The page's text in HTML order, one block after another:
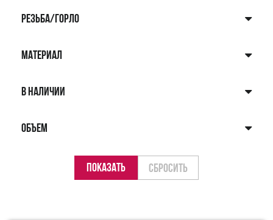
РЕЗЬБА/ГОРЛО
МАТЕРИАЛ
В НАЛИЧИИ
ОБЪЕМ